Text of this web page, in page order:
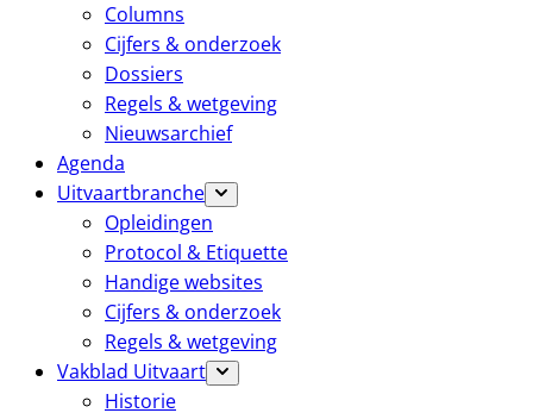
Columns
Cijfers & onderzoek
Dossiers
Regels & wetgeving
Nieuwsarchief
Agenda
Uitvaartbranche
Opleidingen
Protocol & Etiquette
Handige websites
Cijfers & onderzoek
Regels & wetgeving
Vakblad Uitvaart
Historie